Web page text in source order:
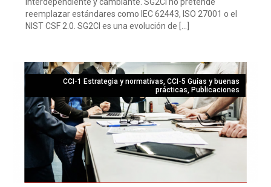
reemplazar estándares como IEC 62443, ISO 27001 o el
NIST CSF 2.0. SG2CI es una evolución de […]
CCI-1 Estrategia y normativas, CCI-5 Guías y buenas
prácticas, Publicaciones